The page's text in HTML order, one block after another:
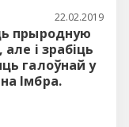
22.02.2019
прыродную
і зрабіць
галоўнай у
Імбра.